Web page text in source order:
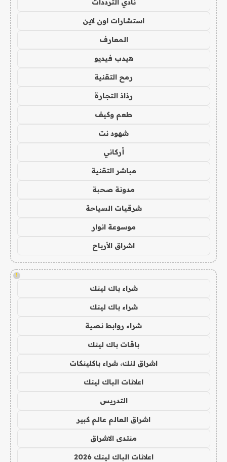
استشارات اون لاين
المعارف
هيدب فيديو
رمح التقنية
رذاذ التجارة
طعم وكيف
شهود نت
أركاني
مباشر التقنية
مدونة صحبة
شرقيات السياحة
موسوعة انوار
اشراق الأرباح
!
شراء باك لينك
شراء باك لينك
شراء روابط نصية
باقات باك لينك
اشراق لنك، شراء باكلينكات
اعلانات الباك لينك
التدريس
اشراق العالم عالم كبير
منتدى الاشراق
اعلانات الباك لينك 2026